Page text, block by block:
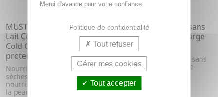
MUSTELA "Peau sèche"
Lait Corps nourrissant au
Cold Cream nutri-
protecteur tube 200ml
Nourrit et apaise les peaux
sèches des
nourrissons/bébés. Bon pour
la peau, bon po...
MUSTELA Gel lavant sans
parfum bio eco recharge
400ml
MUSTELA gel lavant bio sans
parfum dès la naissance
flacon pompe 400ml
Merci d'avance pour votre confiance.
Politique de confidentialité
Tout refuser
Gérer mes cookies
Tout accepter